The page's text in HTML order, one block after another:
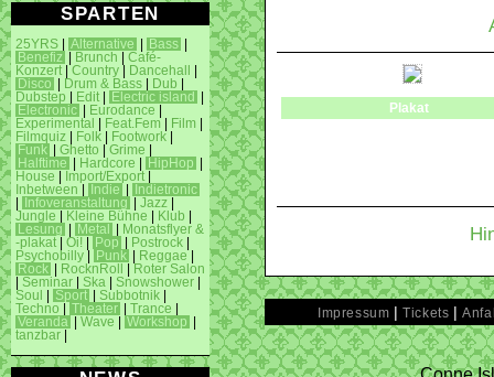
SPARTEN
25YRS Alternative Bass
Benefiz
Brunch
Café-
Konzert
Country Dancehall
Disco
Drum & Bass Dub
Dubstep
Edit Electric island
Electronic
Eurodance
Experimental
Feat.Fem Film
Filmquiz
Folk Footwork
Funk
Ghetto Grime
Halftime
Hardcore HipHop
House
Import/Export
Inbetween
Indie
Indietronic
Infoveranstaltung Jazz
Jungle
Kleine Bühne Klub
Lesung
Metal
Monatsflyer &
-plakat
Oi! Pop Postrock
Psychobilly
Punk Reggae
Rock
RocknRoll
Roter Salon
Seminar Ska Snowshower
Soul
Sport Subbotnik
Techno
Theater Trance
Veranda
Wave Workshop
tanzbar
Plakat
Impressum |Tickets |